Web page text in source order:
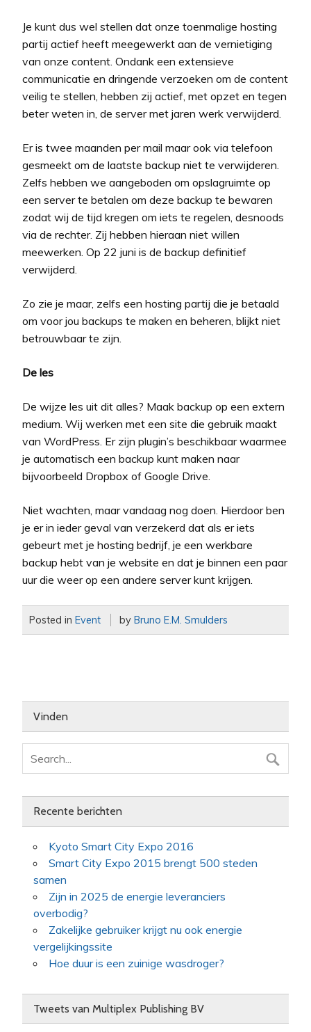
Je kunt dus wel stellen dat onze toenmalige hosting
partij actief heeft meegewerkt aan de vernietiging
van onze content. Ondank een extensieve
communicatie en dringende verzoeken om de content
veilig te stellen, hebben zij actief, met opzet en tegen
beter weten in, de server met jaren werk verwijderd.
Er is twee maanden per mail maar ook via telefoon
gesmeekt om de laatste backup niet te verwijderen.
Zelfs hebben we aangeboden om opslagruimte op
een server te betalen om deze backup te bewaren
zodat wij de tijd kregen om iets te regelen, desnoods
via de rechter. Zij hebben hieraan niet willen
meewerken. Op 22 juni is de backup definitief
verwijderd.
Zo zie je maar, zelfs een hosting partij die je betaald
om voor jou backups te maken en beheren, blijkt niet
betrouwbaar te zijn.
De les
De wijze les uit dit alles? Maak backup op een extern
medium. Wij werken met een site die gebruik maakt
van WordPress. Er zijn plugin’s beschikbaar waarmee
je automatisch een backup kunt maken naar
bijvoorbeeld Dropbox of Google Drive.
Niet wachten, maar vandaag nog doen. Hierdoor ben
je er in ieder geval van verzekerd dat als er iets
gebeurt met je hosting bedrijf, je een werkbare
backup hebt van je website en dat je binnen een paar
uur die weer op een andere server kunt krijgen.
Posted inEvent by Bruno E.M. Smulders
Vinden
Recente berichten
Kyoto Smart City Expo 2016
Smart City Expo 2015 brengt 500 steden
samen
Zijn in 2025 de energie leveranciers
overbodig?
Zakelijke gebruiker krijgt nu ook energie
vergelijkingssite
Hoe duur is een zuinige wasdroger?
Tweets van Multiplex Publishing BV